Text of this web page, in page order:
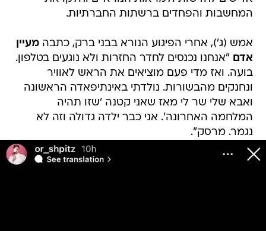
המחשבות והפחדים ברשתות החברתיות.
אמש (ג'), אחרי הפיגוע הנורא בבני ברק, כתבהמעיין
אדם "אנחנו נכנסים לחדר החזרות ולא נוגעים בטלפון.
בועה. ואז מדי פעם מוציאים את הראש לאוויר
ונחנקים מהבשורות. נולדתי באינתיפאדה הראשונה
ואבא שלי שר לי מאז שאני קטנה 'שזו תהיה
המלחמה האחרונה'. אני כבר ילדה גדולה וזה לא
נגמר. מרסק".